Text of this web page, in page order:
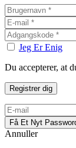
Jeg Er Enig
Du accepterer, at
Annuller